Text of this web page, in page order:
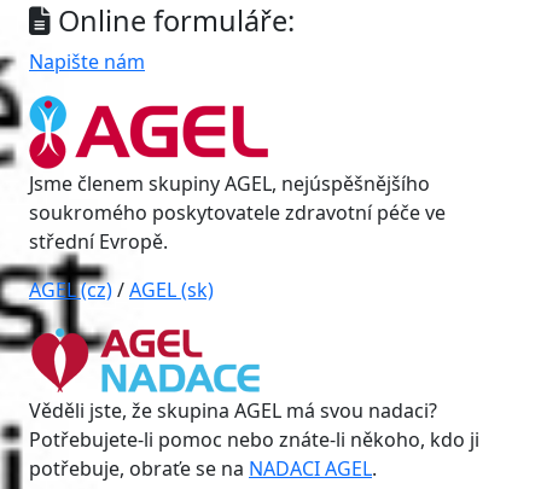
Online formuláře:
Napište nám
Jsme členem skupiny AGEL, nejúspěšnějšího
soukromého poskytovatele zdravotní péče ve
střední Evropě.
AGEL (cz)/AGEL (sk)
Věděli jste, že skupina AGEL má svou nadaci?
Potřebujete-li pomoc nebo znáte-li někoho, kdo ji
potřebuje, obraťe se na NADACI AGEL.